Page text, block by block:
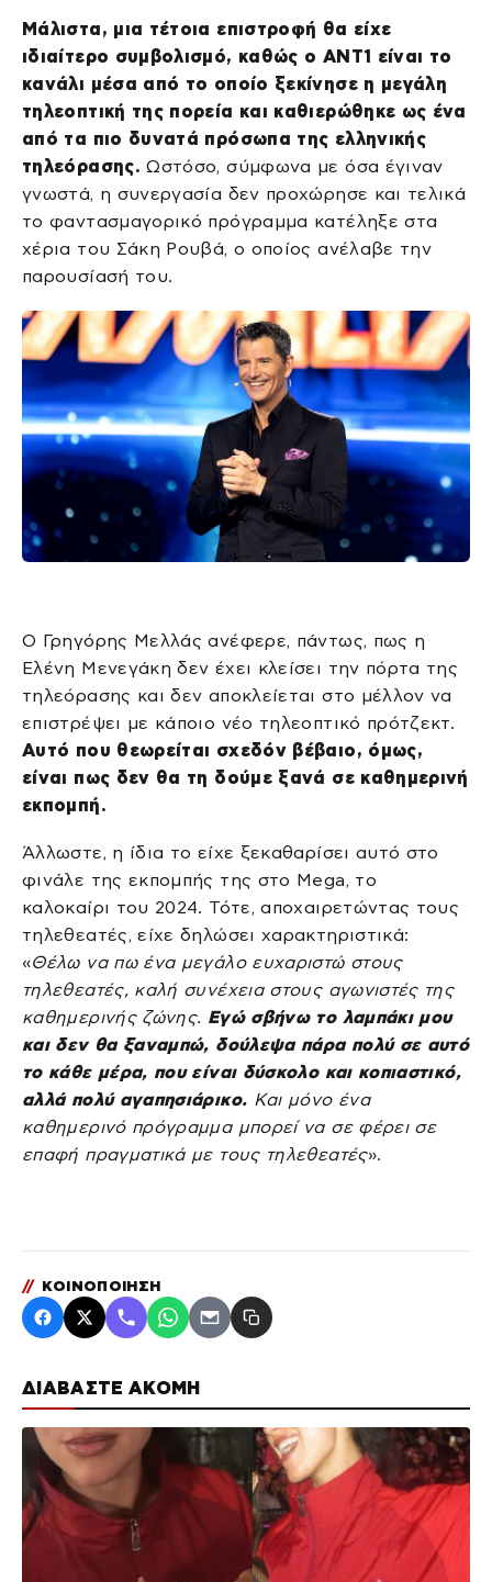
ΔΙΑΒΑΣΤΕ ΑΚΟΜΗ
Μάλιστα, μια τέτοια επιστροφή θα είχε
ιδιαίτερο συμβολισμό, καθώς ο ΑΝΤ1 είναι το
κανάλι μέσα από το οποίο ξεκίνησε η μεγάλη
τηλεοπτική της πορεία και καθιερώθηκε ως ένα
από τα πιο δυνατά πρόσωπα της ελληνικής
τηλεόρασης. Ωστόσο, σύμφωνα με όσα έγιναν
γνωστά, η συνεργασία δεν προχώρησε και τελικά
το φαντασμαγορικό πρόγραμμα κατέληξε στα
χέρια του Σάκη Ρουβά, ο οποίος ανέλαβε την
παρουσίασή του.
Ο Γρηγόρης Μελλάς ανέφερε, πάντως, πως η
Ελένη Μενεγάκη δεν έχει κλείσει την πόρτα της
τηλεόρασης και δεν αποκλείεται στο μέλλον να
επιστρέψει με κάποιο νέο τηλεοπτικό πρότζεκτ.
Αυτό που θεωρείται σχεδόν βέβαιο, όμως,
είναι πως δεν θα τη δούμε ξανά σε καθημερινή
εκπομπή.
Άλλωστε, η ίδια το είχε ξεκαθαρίσει αυτό στο
φινάλε της εκπομπής της στο Mega, το
καλοκαίρι του 2024. Τότε, αποχαιρετώντας τους
τηλεθεατές, είχε δηλώσει χαρακτηριστικά:
«Θέλω να πω ένα μεγάλο ευχαριστώ στους
τηλεθεατές, καλή συνέχεια στους αγωνιστές της
καθημερινής ζώνης. Εγώ σβήνω το λαμπάκι μου
και δεν θα ξαναμπώ, δούλεψα πάρα πολύ σε αυτό
το κάθε μέρα, που είναι δύσκολο και κοπιαστικό,
αλλά πολύ αγαπησιάρικο. Και μόνο ένα
καθημερινό πρόγραμμα μπορεί να σε φέρει σε
επαφή πραγματικά με τους τηλεθεατές».
// ΚΟΙΝΟΠΟΙΗΣΗ